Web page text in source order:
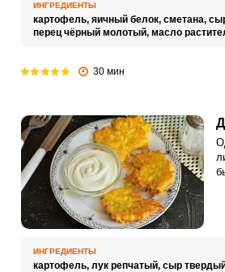
ИНГРЕДИЕНТЫ
картофель, яичный белок, сметана,
перец чёрный молотый, масло
30 мин
ИНГРЕДИЕНТЫ
картофель, лук репчатый, сыр